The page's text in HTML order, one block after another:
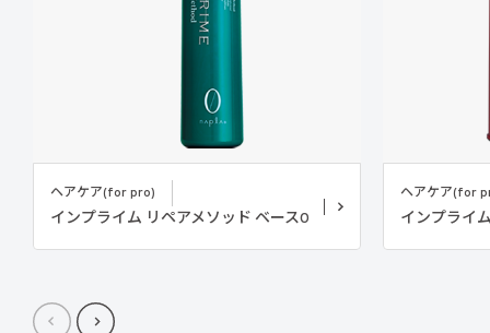
ヘアケア(for pro)
インプライム リペアメソッド ベース0
ヘアケア(for
インプライ